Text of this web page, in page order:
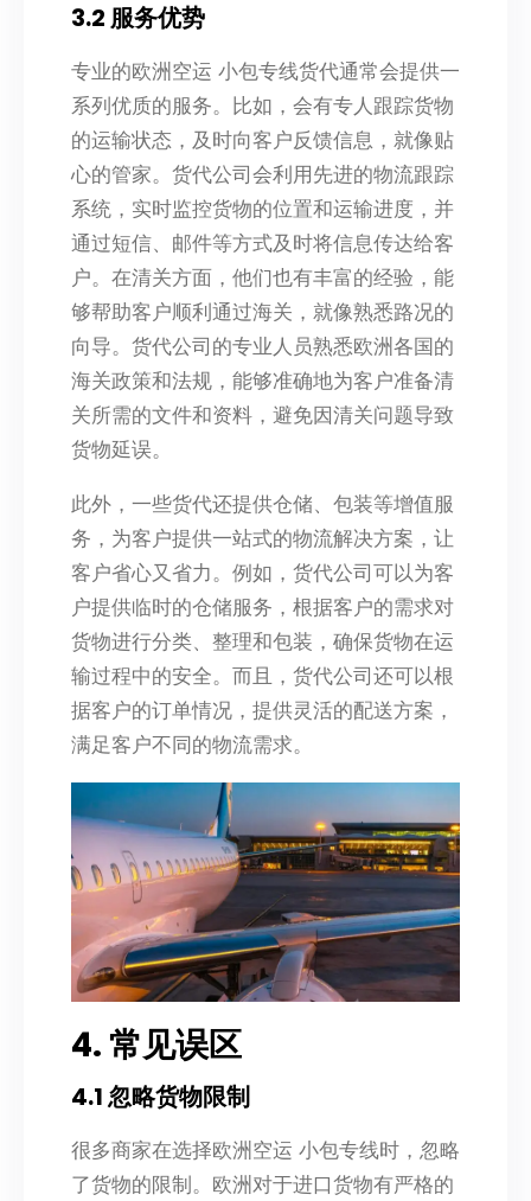
3.2 服务优势
专业的欧洲空运 小包专线货代通常会提供一
系列优质的服务。比如，会有专人跟踪货物
的运输状态，及时向客户反馈信息，就像贴
心的管家。货代公司会利用先进的物流跟踪
系统，实时监控货物的位置和运输进度，并
通过短信、邮件等方式及时将信息传达给客
户。在清关方面，他们也有丰富的经验，能
够帮助客户顺利通过海关，就像熟悉路况的
向导。货代公司的专业人员熟悉欧洲各国的
海关政策和法规，能够准确地为客户准备清
关所需的文件和资料，避免因清关问题导致
货物延误。
此外，一些货代还提供仓储、包装等增值服
务，为客户提供一站式的物流解决方案，让
客户省心又省力。例如，货代公司可以为客
户提供临时的仓储服务，根据客户的需求对
货物进行分类、整理和包装，确保货物在运
输过程中的安全。而且，货代公司还可以根
据客户的订单情况，提供灵活的配送方案，
满足客户不同的物流需求。
4. 常见误区
4.1 忽略货物限制
很多商家在选择欧洲空运 小包专线时，忽略
了货物的限制。欧洲对于进口货物有严格的